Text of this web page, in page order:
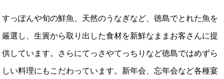
すっぽんや旬の鮮魚、天然のうなぎなど、徳島でとれた魚を
厳選し、生簀から取り出した食材を新鮮なままお客さんに提
供しています。さらにてっさやてっちりなど徳島ではめずら
しい料理にもこだわっています。新年会、忘年会など各種宴